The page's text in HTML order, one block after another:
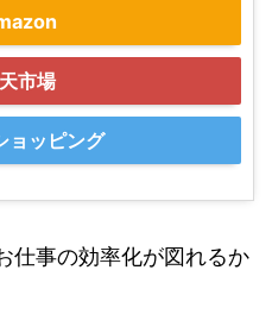
市場
ョッピング
仕事の効率化が図れるか